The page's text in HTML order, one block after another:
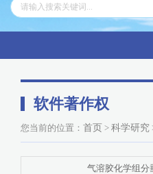
软件著作权
您当前的位置： 首页 > 科学研究
气溶胶化学组分